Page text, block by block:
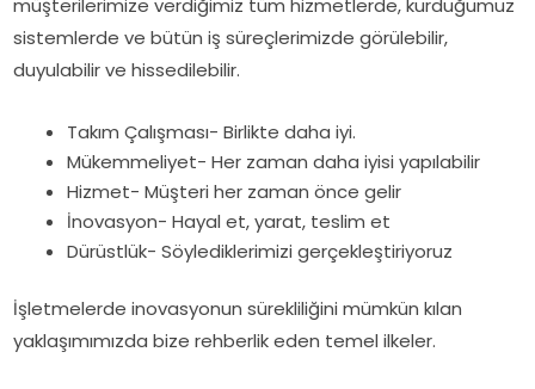
müşterilerimize verdiğimiz tüm hizmetlerde, kurduğumuz
sistemlerde ve bütün iş süreçlerimizde görülebilir,
duyulabilir ve hissedilebilir.
Takım Çalışması- Birlikte daha iyi.
Mükemmeliyet- Her zaman daha iyisi yapılabilir
Hizmet- Müşteri her zaman önce gelir
İnovasyon- Hayal et, yarat, teslim et
Dürüstlük- Söylediklerimizi gerçekleştiriyoruz
İşletmelerde inovasyonun sürekliliğini mümkün kılan
yaklaşımımızda bize rehberlik eden temel ilkeler.